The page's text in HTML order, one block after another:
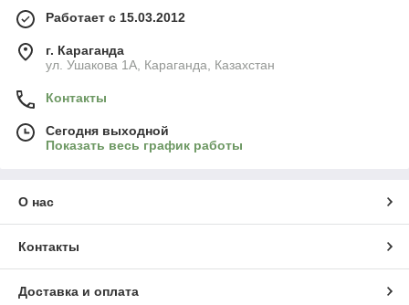
Работает с 15.03.2012
г. Караганда
ул. Ушакова 1А, Караганда, Казахстан
Контакты
Сегодня выходной
Показать весь график работы
О нас
Контакты
Доставка и оплата